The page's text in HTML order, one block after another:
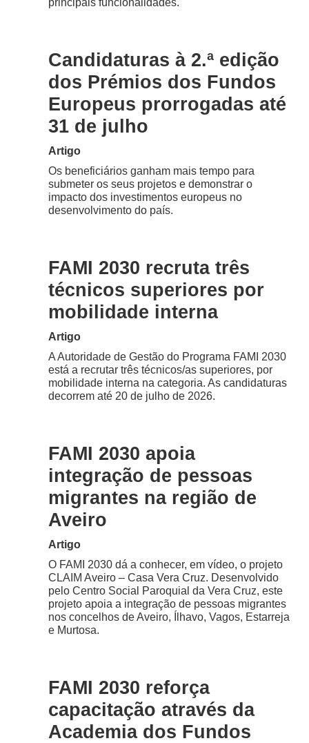
Candidaturas à 2.ª edição
dos Prémios dos Fundos
Europeus prorrogadas até
31 de julho
Artigo
Os beneficiários ganham mais tempo para
submeter os seus projetos e demonstrar o
impacto dos investimentos europeus no
desenvolvimento do país.
FAMI 2030 recruta três
técnicos superiores por
mobilidade interna
Artigo
A Autoridade de Gestão do Programa FAMI 2030
está a recrutar três técnicos/as superiores, por
mobilidade interna na categoria. As candidaturas
decorrem até 20 de julho de 2026.
FAMI 2030 apoia
integração de pessoas
migrantes na região de
Aveiro
Artigo
O FAMI 2030 dá a conhecer, em vídeo, o projeto
CLAIM Aveiro – Casa Vera Cruz. Desenvolvido
pelo Centro Social Paroquial da Vera Cruz, este
projeto apoia a integração de pessoas migrantes
nos concelhos de Aveiro, Ílhavo, Vagos, Estarreja
e Murtosa.
FAMI 2030 reforça
capacitação através da
Academia dos Fundos